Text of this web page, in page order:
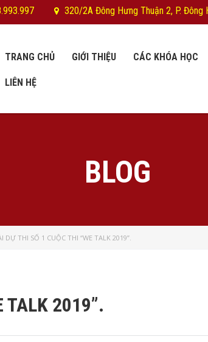
320/2A Đông Hưng Thuận 2, P. Đông
TRANG CHỦ GIỚI THIỆU CÁC KHÓA HỌC
LIÊN HỆ
BLOG
DỰ THI SỐ 1 CUỘC THI “WE TALK 2019”.
TALK 2019”.